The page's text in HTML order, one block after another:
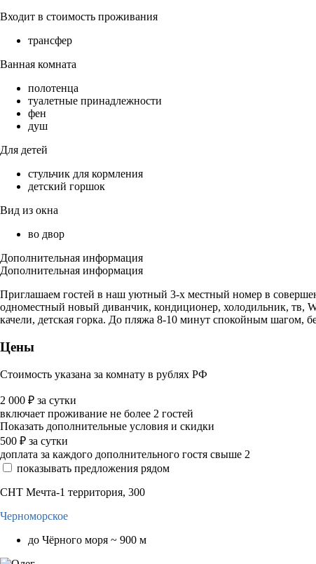
Входит в стоимость проживания
трансфер
Ванная комната
полотенца
туалетные принадлежности
фен
душ
Для детей
стульчик для кормления
детский горшок
Вид из окна
во двор
Дополнительная информация
Дополнительная информация
Приглашаем гостей в наш уютный 3-х местный номер в
одноместный новый диванчик, кондиционер, холодильник, тв,
качели, детская горка. До пляжа 8-10 минут спокойным шагом,
Цены
Стоимость указана за комнату в рублях РФ
2 000 ₽ за сутки
включает проживание не более 2 гостей
Показать дополнительные условия и скидки
500 ₽ за сутки
доплата за каждого дополнительного гостя свыше 2
показывать предложения рядом
СНТ Мечта-1 территория, 300
Черноморское
до Чёрного моря ~ 900 м